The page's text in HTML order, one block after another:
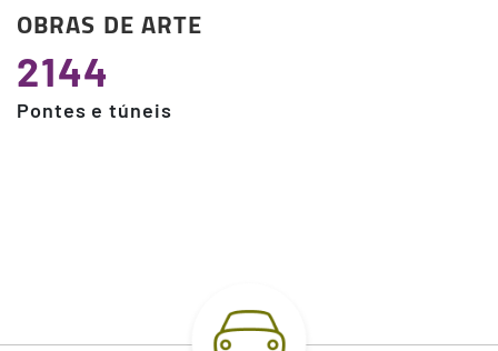
OBRAS DE ARTE
2144
Pontes e túneis